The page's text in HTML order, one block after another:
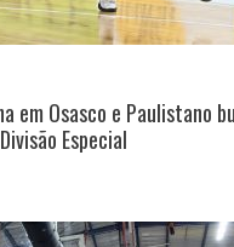
em Osasco e Paulistano
Especial